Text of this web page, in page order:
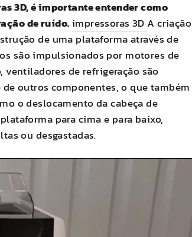
3D, é importante entender como
de ruído.impressoras 3D A criação
de uma plataforma através de
são impulsionados por motores de
ventiladores de refrigeração são
outros componentes, o que também
o deslocamento da cabeça de
para cima e para baixo,
ou desgastadas.